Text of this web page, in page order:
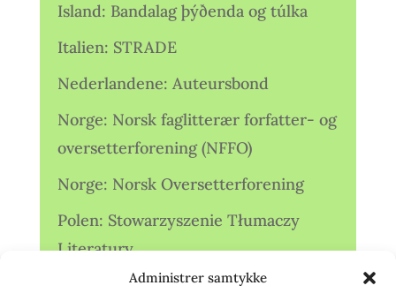
Administrer samtykke
Island: Bandalag þýðenda og túlka
Italien: STRADE
Nederlandene: Auteursbond
Norge: Norsk faglitterær forfatter- og
oversetterforening (NFFO)
Norge: Norsk Oversetterforening
Polen: Stowarzyszenie Tłumaczy
Literatury
Storbritannien: Translators